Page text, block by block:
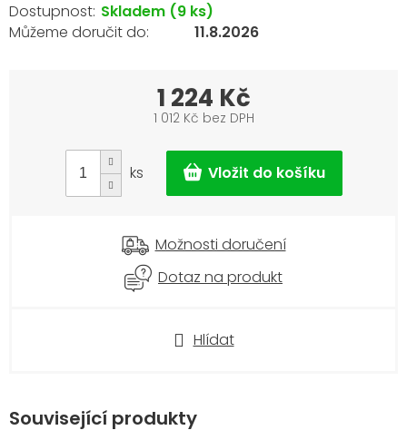
Hlídat
Skladem (9 ks)
11.8.2026
1 224 Kč
1 012 Kč bez DPH
cena:
ks
Možnosti doručení
Dotaz na produkt
Související produkty